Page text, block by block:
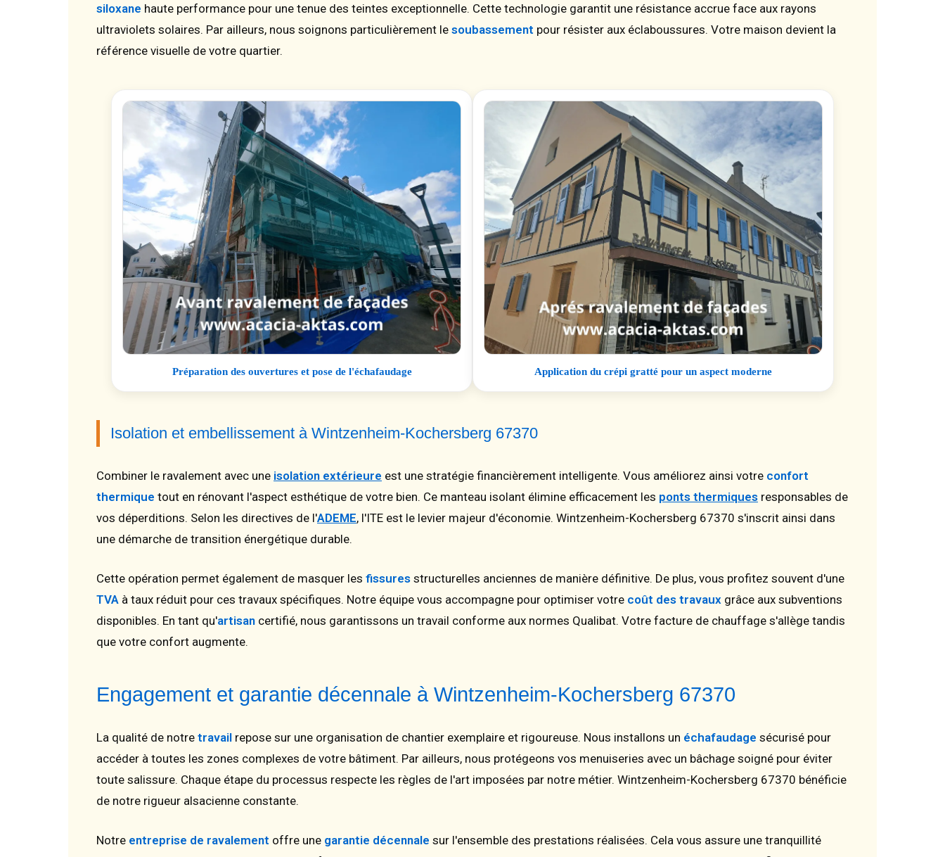
siloxane haute performance pour une tenue des teintes exceptionnelle. Cette technologie garantit une résistance accrue face aux rayons
ultraviolets solaires. Par ailleurs, nous soignons particulièrement le soubassement pour résister aux éclaboussures. Votre maison devient la
référence visuelle de votre quartier.
Préparation des ouvertures et pose de l'échafaudage Application du crépi gratté pour un aspect moderne
Isolation et embellissement à Wintzenheim-Kochersberg 67370
Combiner le ravalement avec une isolation extérieure est une stratégie financièrement intelligente. Vous améliorez ainsi votre confort
thermique tout en rénovant l'aspect esthétique de votre bien. Ce manteau isolant élimine efficacement les ponts thermiques responsables de
vos déperditions. Selon les directives de l'ADEME, l'ITE est le levier majeur d'économie. Wintzenheim-Kochersberg 67370 s'inscrit ainsi dans
une démarche de transition énergétique durable.
Cette opération permet également de masquer les fissures structurelles anciennes de manière définitive. De plus, vous profitez souvent d'une
TVA à taux réduit pour ces travaux spécifiques. Notre équipe vous accompagne pour optimiser votre coût des travaux grâce aux subventions
disponibles. En tant qu'artisan certifié, nous garantissons un travail conforme aux normes Qualibat. Votre facture de chauffage s'allège tandis
que votre confort augmente.
Engagement et garantie décennale à Wintzenheim-Kochersberg 67370
La qualité de notre travail repose sur une organisation de chantier exemplaire et rigoureuse. Nous installons un échafaudage sécurisé pour
accéder à toutes les zones complexes de votre bâtiment. Par ailleurs, nous protégeons vos menuiseries avec un bâchage soigné pour éviter
toute salissure. Chaque étape du processus respecte les règles de l'art imposées par notre métier. Wintzenheim-Kochersberg 67370 bénéficie
de notre rigueur alsacienne constante.
Notre entreprise de ravalement offre une garantie décennale sur l'ensemble des prestations réalisées. Cela vous assure une tranquillité